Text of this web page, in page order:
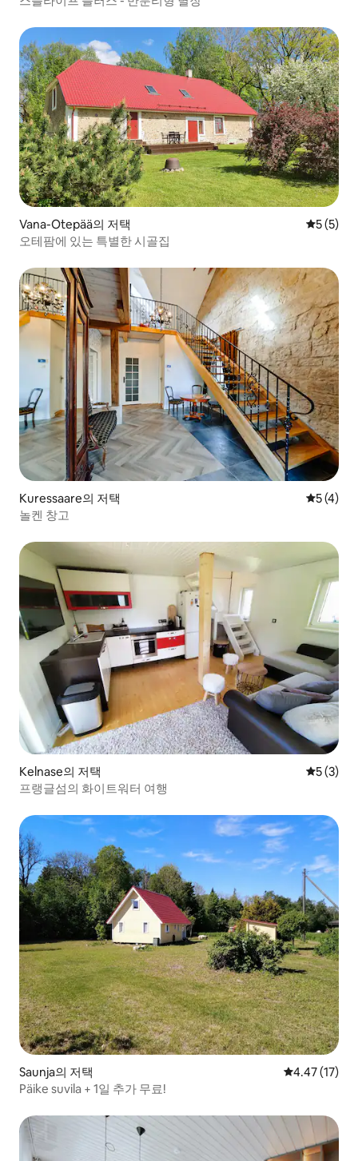
Vana-Otepää의 저택 평점 5점
5 (5)
오테팜에 있는 특별한 시골집
Kuressaare의 저택 평점 5점
5 (4)
놀켄 창고
Kelnase의 저택 평점 5점
5 (3)
프랭글섬의 화이트워터 여행
Saunja의 저택 평점 4.47점
4.47 (17)
Päike suvila + 1일 추가 무료!